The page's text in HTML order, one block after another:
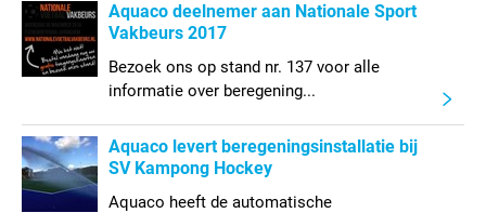
Aquaco deelnemer aan Nationale Sport
Vakbeurs 2017
Bezoek ons op stand nr. 137 voor alle
informatie over beregening...
Aquaco levert beregeningsinstallatie bij
SV Kampong Hockey
Aquaco heeft de automatische